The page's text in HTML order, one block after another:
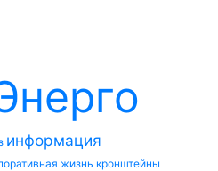
информация
жизнь кронштейны